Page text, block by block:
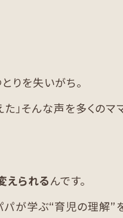
りを失いがち。
」そんな声を多くのマ
えられるんです。
パが学ぶ“育児の理解”